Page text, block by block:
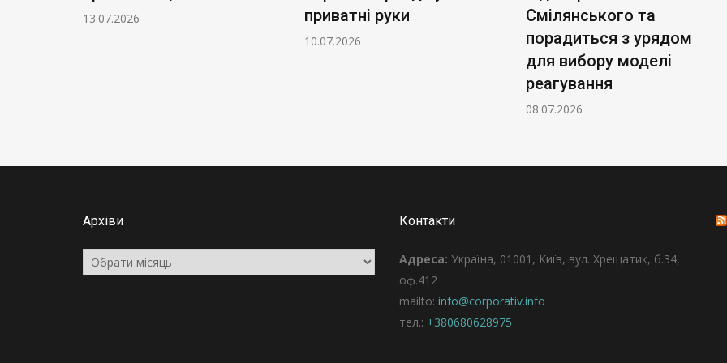
13.07.2026
приватні руки
10.07.2026
Смілянського та
порадиться з урядом
для вибору моделі
реагування
08.07.2026
Архіви
Архіви
Контакти
Адреса: Україна, 01001, Київ, вул. Хрещатик, б.34,
оф.412
mailto: info@corporativ.info
тел.: +380680628975